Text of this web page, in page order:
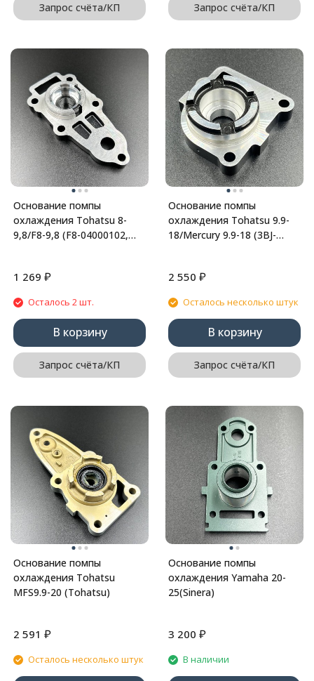
Запрос счёта/КП Запрос счёта/КП
Основание помпы
охлаждения Tohatsu 8-
9,8/F8-9,8 (F8-04000102,
1 269 ₽
Осталось 2 шт.
В корзину
Запрос счёта/КП
Основание помпы
охлаждения Tohatsu 9.9-
18/Mercury 9.9-18 (3BJ-
2 550 ₽
Осталось несколько штук
В корзину
Запрос счёта/КП
Основание помпы
охлаждения Tohatsu
MFS9.9-20 (Tohatsu)
2 591 ₽
Осталось несколько штук
Основание помпы
охлаждения Yamaha 20-
25(Sinera)
3 200 ₽
В наличии